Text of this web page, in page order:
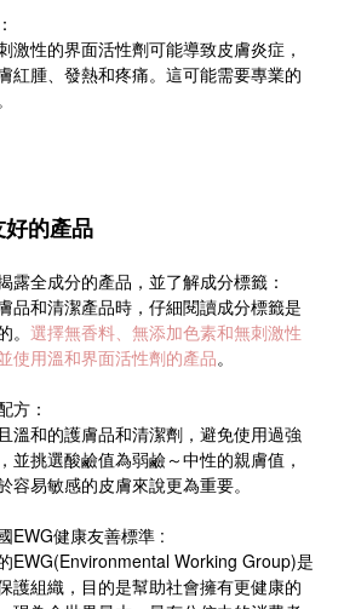
激性的界面活性劑可能導致皮膚炎症，
紅腫、發熱和疼痛。這可能需要專業的
的產品
露全成分的產品，並了解成分標籤：
品和清潔產品時，仔細閱讀成分標籤是
。 選擇無香料、無添加色素和無刺激性
使用溫和界面活性劑的產品。
方：
溫和的護膚品和清潔劑，避免使用過強
並挑選酸鹼值為弱鹼～中性的親膚值，
容易敏感的皮膚來說更為重要。
EWG健康友善標準 :
EWG(Environmental Working Group)是
護組織，目的是幫助社會擁有更健康的